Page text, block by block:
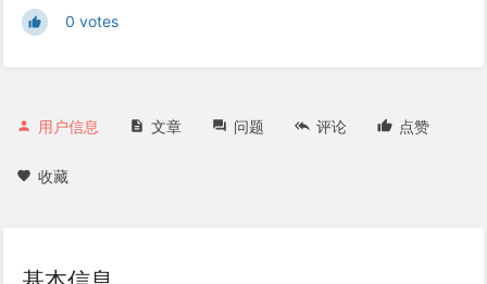
0 votes
用户信息 文章 问题 评论 点赞
收藏